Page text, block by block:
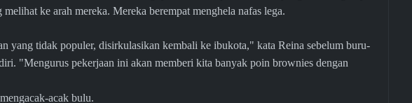
ke arah mereka. Mereka berempat menghela nafas lega.
yang tidak populer, disirkulasikan kembali ke ibukota," kata Reina sebelum buru-
"Mengurus pekerjaan ini akan memberi kita banyak poin brownies dengan
acak bulu.